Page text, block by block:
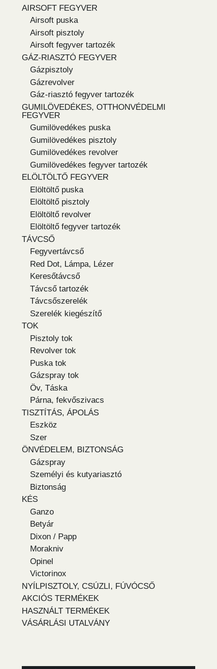
AIRSOFT FEGYVER
Airsoft puska
Airsoft pisztoly
Airsoft fegyver tartozék
GÁZ-RIASZTÓ FEGYVER
Gázpisztoly
Gázrevolver
Gáz-riasztó fegyver tartozék
GUMILÖVEDÉKES, OTTHONVÉDELMI
FEGYVER
Gumilövedékes puska
Gumilövedékes pisztoly
Gumilövedékes revolver
Gumilövedékes fegyver tartozék
ELÖLTÖLTŐ FEGYVER
Elöltöltő puska
Elöltöltő pisztoly
Elöltöltő revolver
Elöltöltő fegyver tartozék
TÁVCSŐ
Fegyvertávcső
Red Dot, Lámpa, Lézer
Keresőtávcső
Távcső tartozék
Távcsőszerelék
Szerelék kiegészítő
TOK
Pisztoly tok
Revolver tok
Puska tok
Gázspray tok
Öv, Táska
Párna, fekvőszivacs
TISZTÍTÁS, ÁPOLÁS
Eszköz
Szer
ÖNVÉDELEM, BIZTONSÁG
Gázspray
Személyi és kutyariasztó
Biztonság
KÉS
Ganzo
Betyár
Dixon / Papp
Morakniv
Opinel
Victorinox
NYÍLPISZTOLY, CSÚZLI, FÚVÓCSŐ
AKCIÓS TERMÉKEK
HASZNÁLT TERMÉKEK
VÁSÁRLÁSI UTALVÁNY